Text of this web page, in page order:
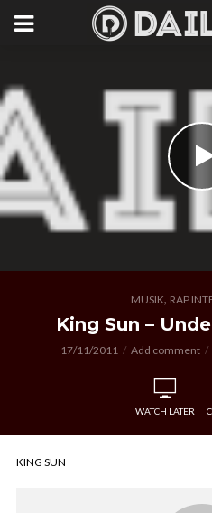
MUSIK, RAP
King Sun –
17/11/2011 Add comment
WATCH LATER
KING SUN